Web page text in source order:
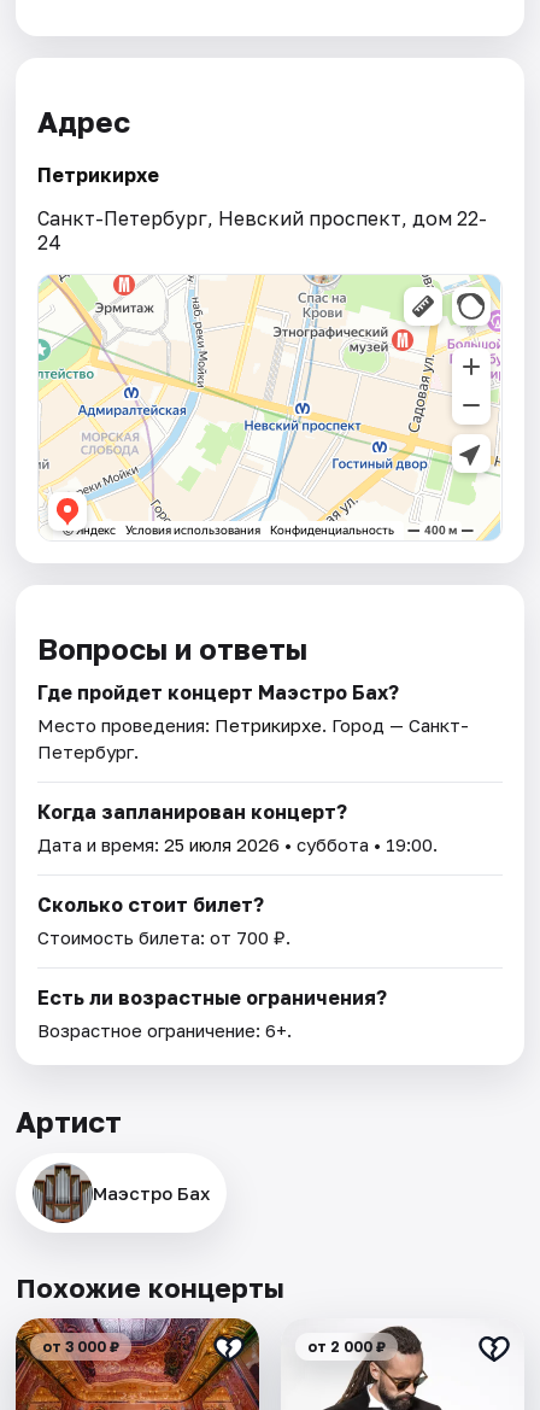
Адрес
Петрикирхе
Санкт-Петербург, Невский проспект, дом 22-
24
Вопросы и ответы
Где пройдет концерт Маэстро Бах?
Место проведения: Петрикирхе . Город — Санкт-
Петербург.
Когда запланирован концерт?
Дата и время:25 июля 2026 • суббота • 19:00.
Сколько стоит билет?
Стоимость билета: от 700 ₽.
Есть ли возрастные ограничения?
Возрастное ограничение: 6+.
Артист
Маэстро Бах
Похожие концерты
от 3 000 ₽ от 2 000 ₽